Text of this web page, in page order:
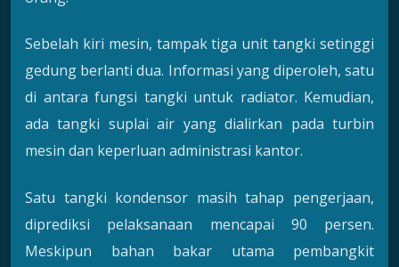
Sebelah kiri mesin, tampak tiga unit tangki setinggi
gedung berlanti dua. Informasi yang diperoleh, satu
di antara fungsi tangki untuk radiator. Kemudian,
ada tangki suplai air yang dialirkan pada turbin
mesin dan keperluan administrasi kantor.
Satu tangki kondensor masih tahap pengerjaan,
diprediksi pelaksanaan mencapai 90 persen.
Meskipun bahan bakar utama pembangkit